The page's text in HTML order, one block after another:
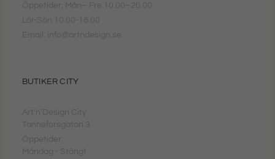
Öppetider: Mån– Fre 10.00–20.00
Lör-Sön 10.00-18.00
Email: info@artndesign.se
BUTIKER CITY
Art'n'Design City
Tanneforsgatan 3
Öppetider:
Måndag - Stängt